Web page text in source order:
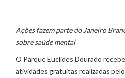
Ações fazem parte do Janeiro
sobre saúde mental
O Parque Euclides Dourado
atividades gratuitas realizadas